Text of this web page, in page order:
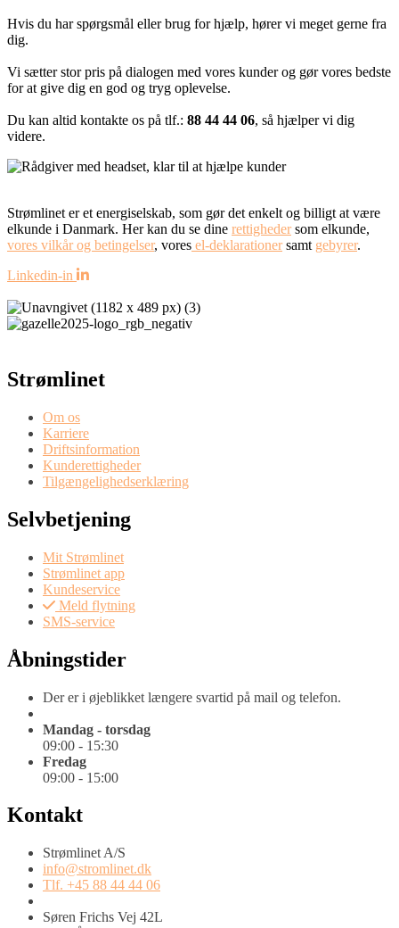
Hvis du har spørgsmål eller brug for hjælp, hører vi meget gerne fra
dig.
Vi sætter stor pris på dialogen med vores kunder og gør vores bedste
for at give dig en god og tryg oplevelse.
Du kan altid kontakte os på tlf.: 88 44 44 06, så hjælper vi dig
videre.
Strømlinet er et energiselskab, som gør det enkelt og billigt at være
elkunde i Danmark. Her kan du se dine rettighedersom elkunde,
vores vilkår og betingelser, vores el-deklarationersamt gebyrer.
Linkedin-in
Strømlinet
Om os
Karriere
Driftsinformation
Kunderettigheder
Tilgængelighedserklæring
Selvbetjening
Mit Strømlinet
Strømlinet app
Kundeservice
Meld flytning
SMS-service
Åbningstider
Der er i øjeblikket længere svartid på mail og telefon.
Mandag - torsdag
09:00 - 15:30
Fredag
09:00 - 15:00
Kontakt
Strømlinet A/S
info@stromlinet.dk
Tlf. +45 88 44 44 06
Søren Frichs Vej 42L